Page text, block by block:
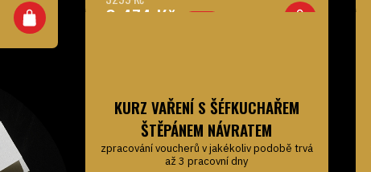
2 474 Kč
KURZ VAŘENÍ S ŠÉFKUCHAŘEM
ŠTĚPÁNEM NÁVRATEM
zpracování voucherů v jakékoliv podobě trvá
až 3 pracovní dny